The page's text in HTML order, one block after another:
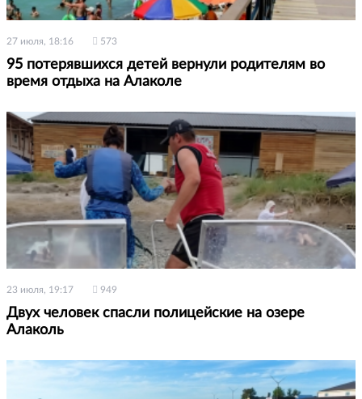
27 июля, 18:16 573
95 потерявшихся детей вернули родителям во
время отдыха на Алаколе
23 июля, 19:17 949
Двух человек спасли полицейские на озере
Алаколь